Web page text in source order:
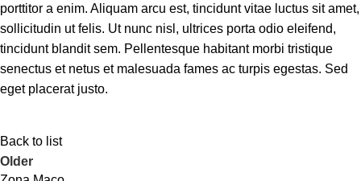
porttitor a enim. Aliquam arcu est, tincidunt vitae luctus sit amet,
sollicitudin ut felis. Ut nunc nisl, ultrices porta odio eleifend,
tincidunt blandit sem. Pellentesque habitant morbi tristique
senectus et netus et malesuada fames ac turpis egestas. Sed
eget placerat justo.
Back to list
Older